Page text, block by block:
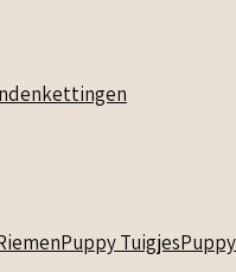
Puppy Tuigjes